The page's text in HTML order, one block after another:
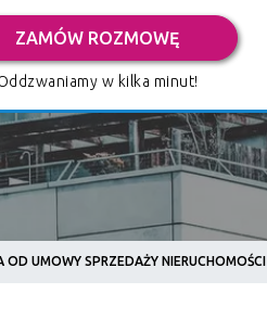
ZAMÓW ROZMOWĘ
w kilka minut!
UMOWY SPRZEDAŻY NIERUCHOMOŚCI